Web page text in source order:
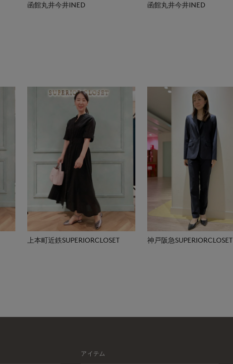
函館丸井今井INED 函館丸井今井INED
上本町近鉄SUPERIORCLOSET 神戸阪急SUPERIORCLOSET
アイテム